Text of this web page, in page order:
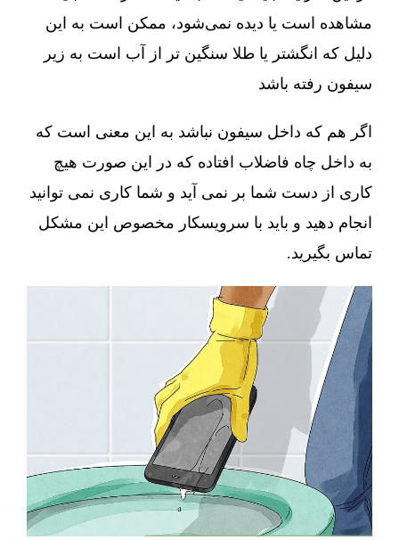
مشاهده است یا دیده نمی‌شود، ممکن است به این
دلیل که انگشتر یا طلا سنگین تر از آب است به زیر
سیفون رفته باشد
اگر هم که داخل سیفون نباشد به این معنی است که
به داخل چاه فاضلاب افتاده که در این صورت هیچ
کاری از دست شما بر نمی آید و شما کاری نمی توانید
انجام دهید و باید با سرویسکار مخصوص این مشکل
تماس بگیرید.